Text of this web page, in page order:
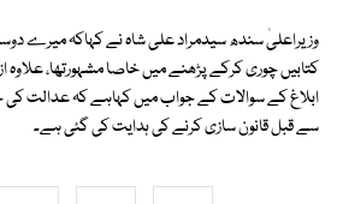
وزیراعلیٰ سندھ سیدمراد علی شاہ نے کہاکہ میرے
کتابیں چوری کرکے پڑھنے میں خاصا مشہورتھا، علاوہ
ابلاغ کے سوالات کے جواب میں کہاہے کہ عدالت کی
سے قبل قانون سازی کرنے کی ہدایت کی گئی ہے۔